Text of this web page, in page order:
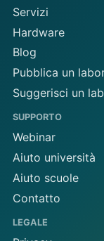
Servizi
Hardware
Blog
Pubblica un
Suggerisci un
SUPPORTO
Webinar
Aiuto università
Aiuto scuole
Contatto
LEGALE